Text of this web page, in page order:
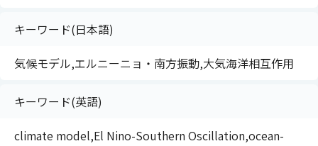
キーワード(日本語)
気候モデル,エルニーニョ・南方振動,大気海洋相互作用
キーワード(英語)
climate model,El Nino-Southern Oscillation,ocean-